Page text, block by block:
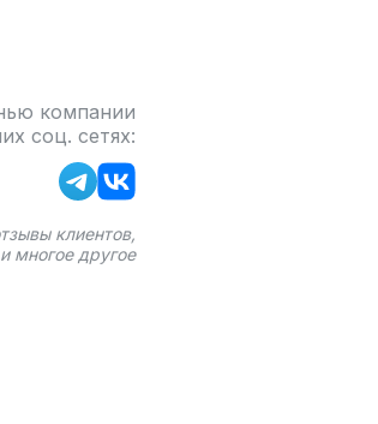
компании
соц. сетях:
клиентов,
многое другое